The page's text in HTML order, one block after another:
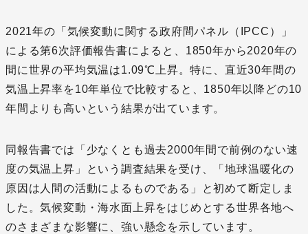
2021年の「気候変動に関する政府間パネル（IPCC）」
による第6次評価報告書によると、1850年から2020年の
間に世界の平均気温は1.09℃上昇。特に、直近30年間の
気温上昇率を10年単位で比較すると、1850年以降どの10
年間よりも高いという結果が出ています。
同報告書では「少なくとも過去2000年間で前例のない速
度の気温上昇」という調査結果を受け、「地球温暖化の
原因は人間の活動によるものである」と初めて断定しま
した。気候変動・海水面上昇をはじめとする世界各地へ
のさまざまな影響に、強い懸念を示しています。